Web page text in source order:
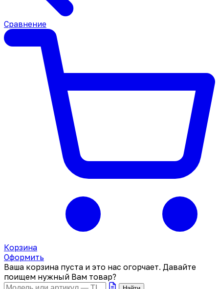
Сравнение
Корзина
Оформить
Ваша корзина пуста и это нас огорчает. Давайте
поищем нужный Вам товар?